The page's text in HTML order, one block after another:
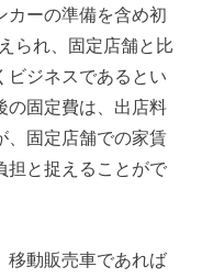
カーの準備を含め初
られ、固定店舗と比
ビジネスであるとい
の固定費は、出店料
、固定店舗での家賃
担と捉えることがで
移動販売車であれば